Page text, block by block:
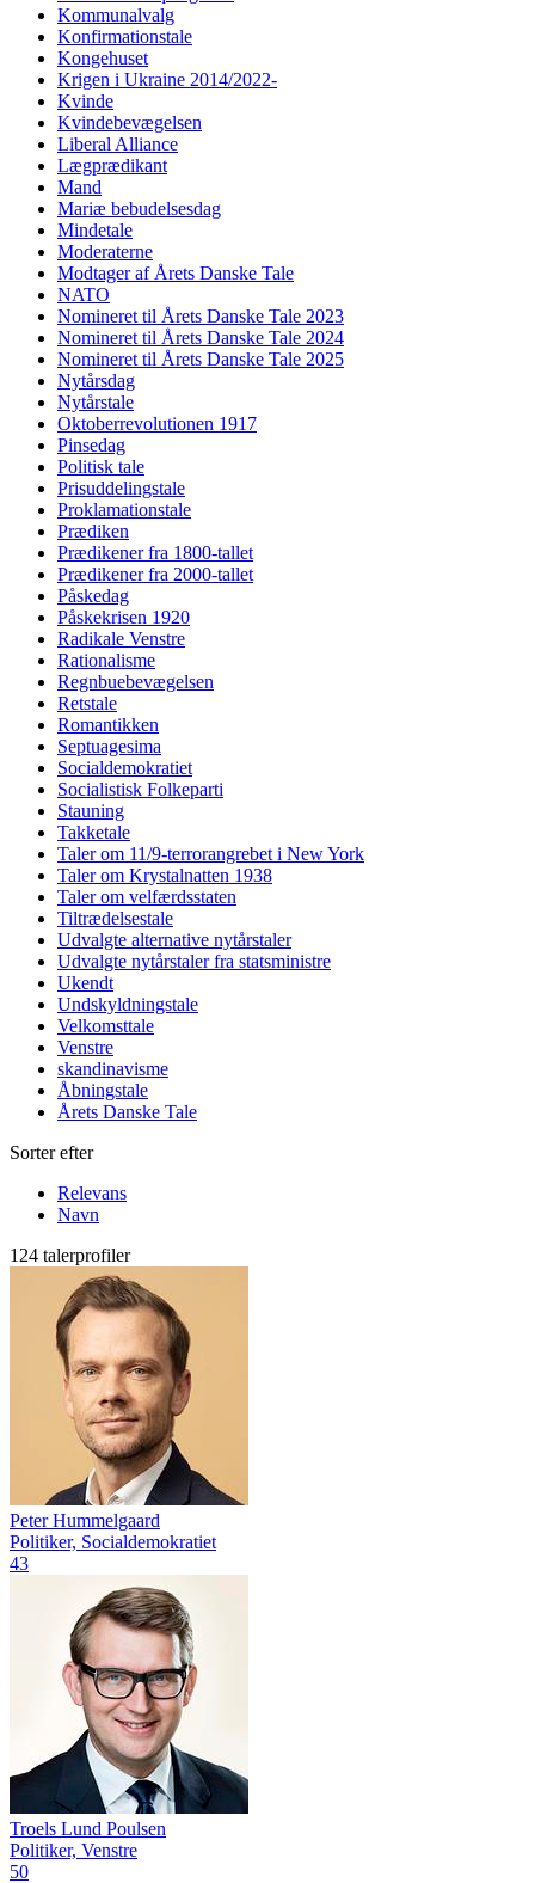
Kommunalvalg
Konfirmationstale
Kongehuset
Krigen i Ukraine 2014/2022-
Kvinde
Kvindebevægelsen
Liberal Alliance
Lægprædikant
Mand
Mariæ bebudelsesdag
Mindetale
Moderaterne
Modtager af Årets Danske Tale
NATO
Nomineret til Årets Danske Tale 2023
Nomineret til Årets Danske Tale 2024
Nomineret til Årets Danske Tale 2025
Nytårsdag
Nytårstale
Oktoberrevolutionen 1917
Pinsedag
Politisk tale
Prisuddelingstale
Proklamationstale
Prædiken
Prædikener fra 1800-tallet
Prædikener fra 2000-tallet
Påskedag
Påskekrisen 1920
Radikale Venstre
Rationalisme
Regnbuebevægelsen
Retstale
Romantikken
Septuagesima
Socialdemokratiet
Socialistisk Folkeparti
Stauning
Takketale
Taler om 11/9-terrorangrebet i New York
Taler om Krystalnatten 1938
Taler om velfærdsstaten
Tiltrædelsestale
Udvalgte alternative nytårstaler
Udvalgte nytårstaler fra statsministre
Ukendt
Undskyldningstale
Velkomsttale
Venstre
skandinavisme
Åbningstale
Årets Danske Tale
Sorter efter
Relevans
Navn
124 talerprofiler
Peter Hummelgaard
Politiker, Socialdemokratiet
43
Troels Lund Poulsen
Politiker, Venstre
50